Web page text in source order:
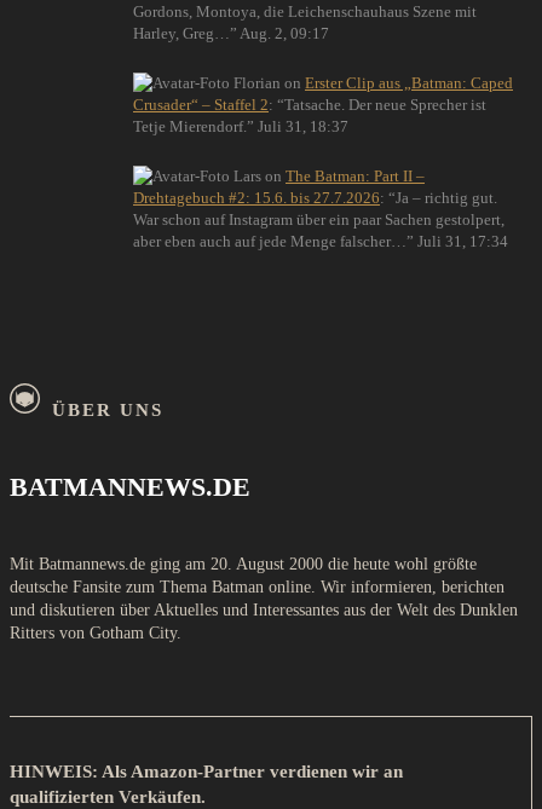
Gordons, Montoya, die Leichenschauhaus Szene mit
Harley, Greg… ” Aug. 2, 09:17
Florian on Erster Clip aus „Batman: Caped
Crusader“ – Staffel 2: “Tatsache. Der neue Sprecher ist
Tetje Mierendorf. ” Juli 31, 18:37
Lars on The Batman: Part II –
Drehtagebuch #2: 15.6. bis 27.7.2026: “Ja – richtig gut.
War schon auf Instagram über ein paar Sachen gestolpert,
aber eben auch auf jede Menge falscher… ” Juli 31, 17:34
ÜBER UNS
BATMANNEWS.DE
Mit Batmannews.de ging am 20. August 2000 die heute wohl größte
deutsche Fansite zum Thema Batman online. Wir informieren, berichten
und diskutieren über Aktuelles und Interessantes aus der Welt des Dunklen
Ritters von Gotham City.
HINWEIS: Als Amazon-Partner verdienen wir an
qualifizierten Verkäufen.